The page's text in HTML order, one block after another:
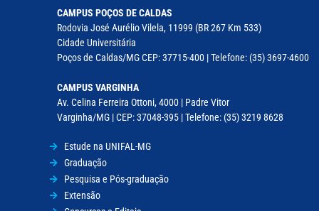
CAMPUS POÇOS DE CALDAS
Rodovia José Aurélio Vilela, 11999 (BR 267 Km 533)
Cidade Universitária
Poços de Caldas/MG CEP: 37715-400 | Telefone: (35) 3697-4600
CAMPUS VARGINHA
Av. Celina Ferreira Ottoni, 4000 | Padre Vitor
Varginha/MG | CEP: 37048-395 | Telefone: (35) 3219 8628
Estude na UNIFAL-MG
Graduação
Pesquisa e Pós-graduação
Extensão